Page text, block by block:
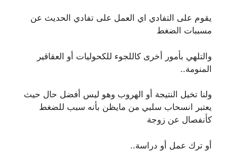
يقوم على التفادي اي العمل على تفادي الحديث عن
مسببات الضغط
والتلهي بأمور أخرى كاللجوء للكحوليات أو العقاقير
المنومة..
ولنا تخيل النتيجة أو الهروب وهو ليس أفضل حال حيث
يعتبر انسحاب سلبي من مايظن بأنه سبب للضغط
كأنفصال عن زوجة
أو ترك عمل أو دراسة..